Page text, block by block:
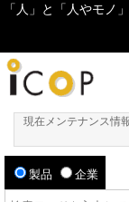
「人」と「人やモノ
現在メンテナンス情
製品 企業